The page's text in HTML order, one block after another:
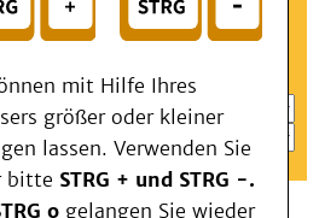
für Ihren Schnelleinstieg
mit Hilfe Ihres
größer oder kleiner
lassen. Verwenden Sie
bitte STRG + und STRG -.
o gelangen Sie wieder
Zentren
UKD
Unterstützung
im Medizinwesen (KIM)